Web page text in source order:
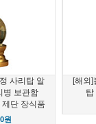
사리탑 알
병 보관함
단 장식품
원
[해외